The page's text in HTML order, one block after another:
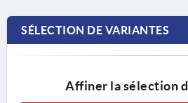
SÉLECTION DE VARIANTES
Affiner la sélection